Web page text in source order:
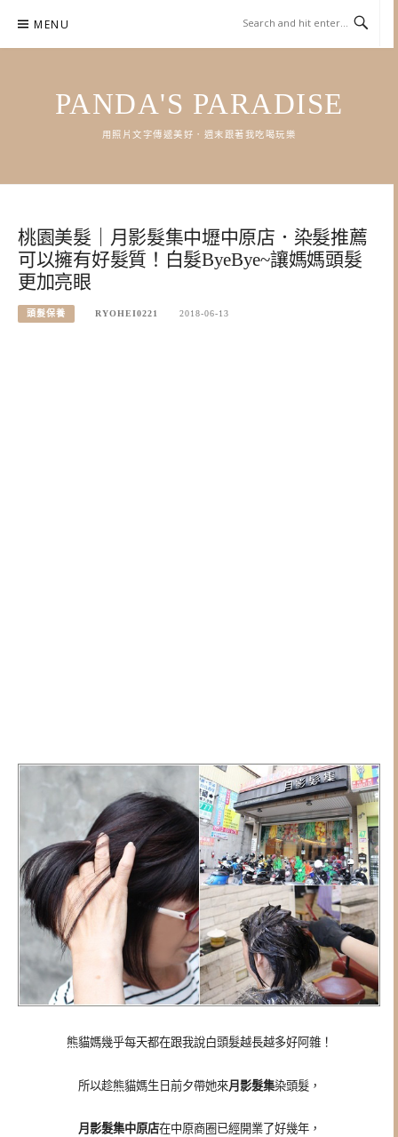
content
MENU
PANDA'S PARADISE
用照片文字傳遞美好．週末跟著我吃喝玩樂
桃園美髮｜月影髮集中壢中原店．染髮推薦
可以擁有好髮質！白髮ByeBye~讓媽媽頭髮
更加亮眼
頭髮保養 RYOHEI0221 2018-06-13
熊貓媽幾乎每天都在跟我說白頭髮越長越多好阿雜！
所以趁熊貓媽生日前夕帶她來月影髮集染頭髮，
月影髮集中原店在中原商圈已經開業了好幾年，